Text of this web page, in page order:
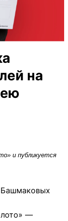
на
и публикуется
Башмаковых
—